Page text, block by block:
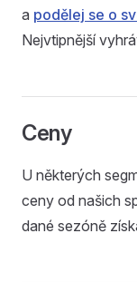
a podělej se o
Nejvtipnější
Ceny
U některých
ceny od našich
dané sezóně